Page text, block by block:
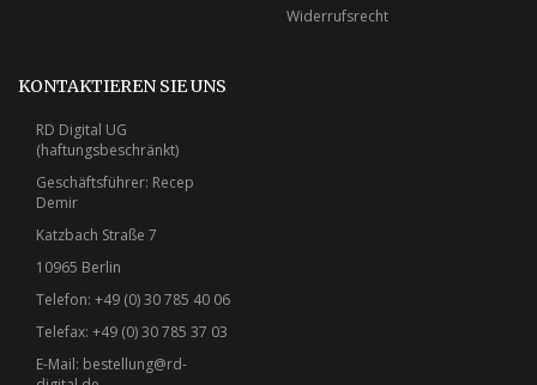
Widerrufsrecht
KONTAKTIEREN SIE UNS
RD Digital UG
(haftungsbeschränkt)
Geschäftsführer: Recep
Demir
Katzbach Straße 7
10965 Berlin
Telefon: +49 (0) 30 785 40 06
Telefax: +49 (0) 30 785 37 03
E-Mail: bestellung@rd-